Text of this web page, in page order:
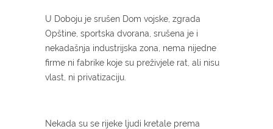
U Doboju je srušen Dom vojske, zgrada
Opštine, sportska dvorana, srušena je i
nekadašnja industrijska zona, nema nijedne
firme ni fabrike koje su preživjele rat, ali nisu
vlast, ni privatizaciju.
Nekada su se rijeke ljudi kretale prema